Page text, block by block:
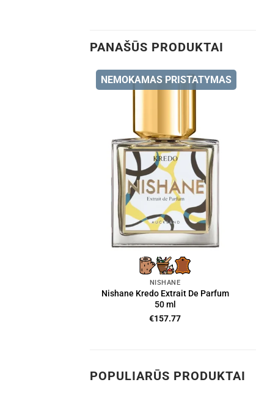
PANAŠŪS PRODUKTAI
NEMOKAMAS PRISTATYMAS
NISHANE
Nishane Kredo Extrait De Parfum
50 ml
€157.77
POPULIARŪS PRODUKTAI